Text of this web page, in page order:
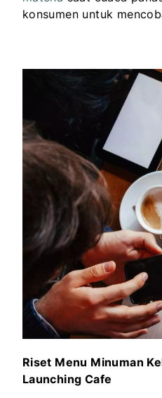
konsumen untuk
Riset Menu Minuman
Launching Cafe